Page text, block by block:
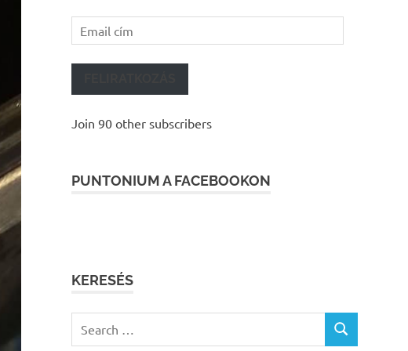
Email
cím
Join 90 other subscribers
PUNTONIUM A FACEBOOKON
KERESÉS
for:
SEARCH